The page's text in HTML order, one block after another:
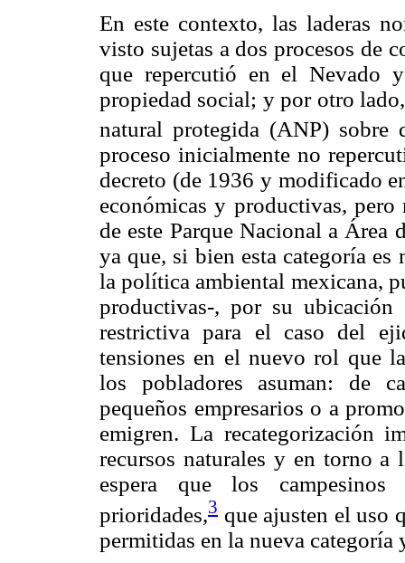
En este contexto, las laderas
visto sujetas a dos procesos de
que repercutió en el Nevado
propiedad social; y por otro
natural protegida (ANP) sobre
proceso inicialmente no
decreto (de 1936 y modificado
económicas y productivas,
de este Parque Nacional a Área
ya que, si bien esta categoría
la política ambiental mexicana,
productivas-, por su
restrictiva para el caso del
tensiones en el nuevo rol que
los pobladores asuman: de
pequeños empresarios o a
emigren. La recategorización
recursos naturales y en torno a
espera que los
prioridades,3 que ajusten el uso
permitidas en la nueva categoría